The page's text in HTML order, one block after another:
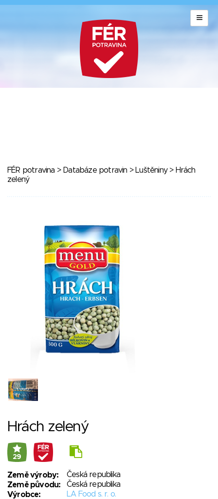
FÉR potravina > Databáze potravin > Luštěniny> Hrách
zelený
Hrách zelený
29
Země výroby:
Česká republika
Země původu:
Česká republika
Výrobce:
LA Food s. r. o.